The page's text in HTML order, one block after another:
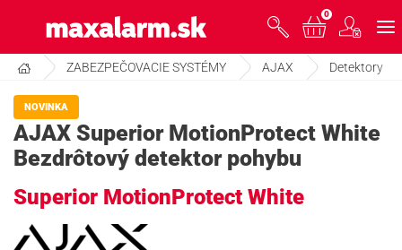
hlavnému
obsahu
www.maxalarm.sk
VOĽNÝ PREDAJ
AKCIA MESIACA
PRODUKTY
0
ZABEZPEČOVACIE SYSTÉMY AJAX Detektory
NOVINKA
AJAX Superior MotionProtect White
Bezdrôtový detektor pohybu
Superior MotionProtect White